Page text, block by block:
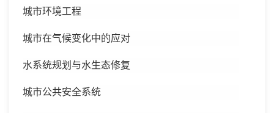
城市环境工程
城市在气候变化中的应对
水系统规划与水生态修复
城市公共安全系统